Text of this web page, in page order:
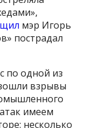
мэр Игорь
пострадал
по одной из
взрывы
имеем
несколько